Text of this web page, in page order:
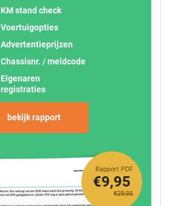
KM stand check
Voertuigopties
Advertentieprijzen
Chassisnr. / meldcode
Eigenaren
registraties
bekijk rapport
Rapport PDF
€29,95
€9,95